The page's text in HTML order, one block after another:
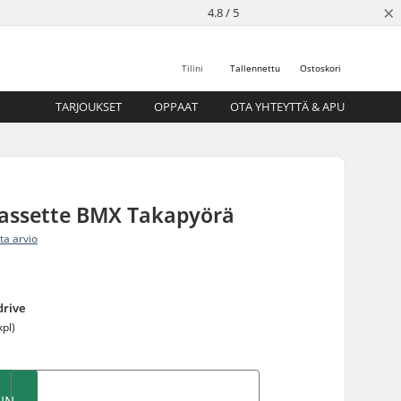
4.8 / 5 ×
Ostoskori
Tallennettu
Tilini
TARJOUKSET OPPAAT OTA YHTEYTTÄ & APU
BMX Takapyörä
arvio